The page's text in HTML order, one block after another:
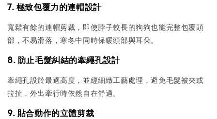
7. 極致包覆力的連帽設計
寬鬆有餘的連帽剪裁，即使脖子較長的狗狗也能完整包覆頭
部，不易滑落，寒冬中同時保暖頭部與耳朵。
8. 防止毛髮糾結的牽繩孔設計
牽繩孔設於最適高度，並經細緻工藝處理，避免毛髮被夾或
拉扯，外出牽行時依然自在舒適。
9. 貼合動作的立體剪裁